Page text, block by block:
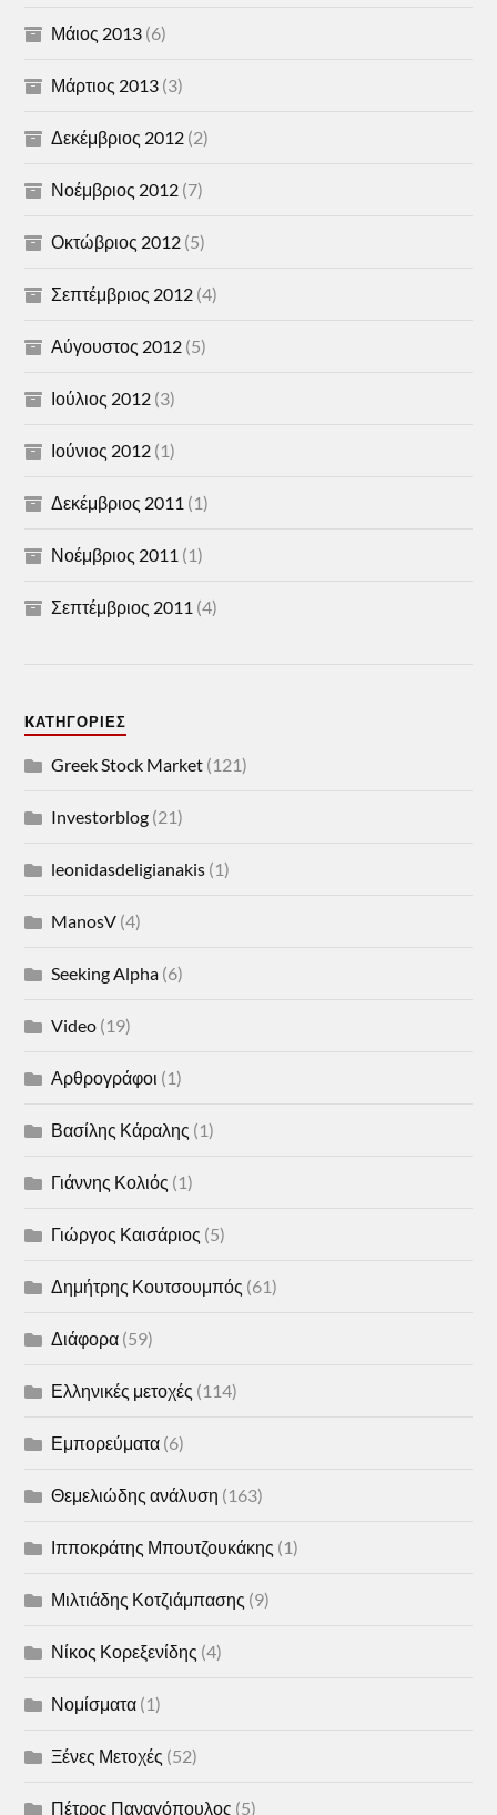
Μάιος 2013 (6)
Μάρτιος 2013 (3)
Δεκέμβριος 2012 (2)
Νοέμβριος 2012 (7)
Οκτώβριος 2012 (5)
Σεπτέμβριος 2012 (4)
Αύγουστος 2012 (5)
Ιούλιος 2012 (3)
Ιούνιος 2012 (1)
Δεκέμβριος 2011 (1)
Νοέμβριος 2011 (1)
Σεπτέμβριος 2011 (4)
KΑΤΗΓΟΡΊΕΣ
Greek Stock Market (121)
Investorblog (21)
leonidasdeligianakis (1)
ManosV (4)
Seeking Alpha (6)
Video (19)
Αρθρογράφοι (1)
Βασίλης Κάραλης (1)
Γιάννης Κολιός (1)
Γιώργος Καισάριος (5)
Δημήτρης Κουτσουμπός (61)
Διάφορα (59)
Ελληνικές μετοχές (114)
Εμπορεύματα (6)
Θεμελιώδης ανάλυση (163)
Ιπποκράτης Μπουτζουκάκης (1)
Μιλτιάδης Κοτζιάμπασης (9)
Νίκος Κορεξενίδης (4)
Νομίσματα (1)
Ξένες Μετοχές (52)
Πέτρος Παναγόπουλος (5)